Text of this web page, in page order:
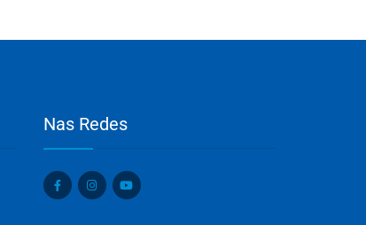
Nas Redes
Olá, insira seus dados para continuar.